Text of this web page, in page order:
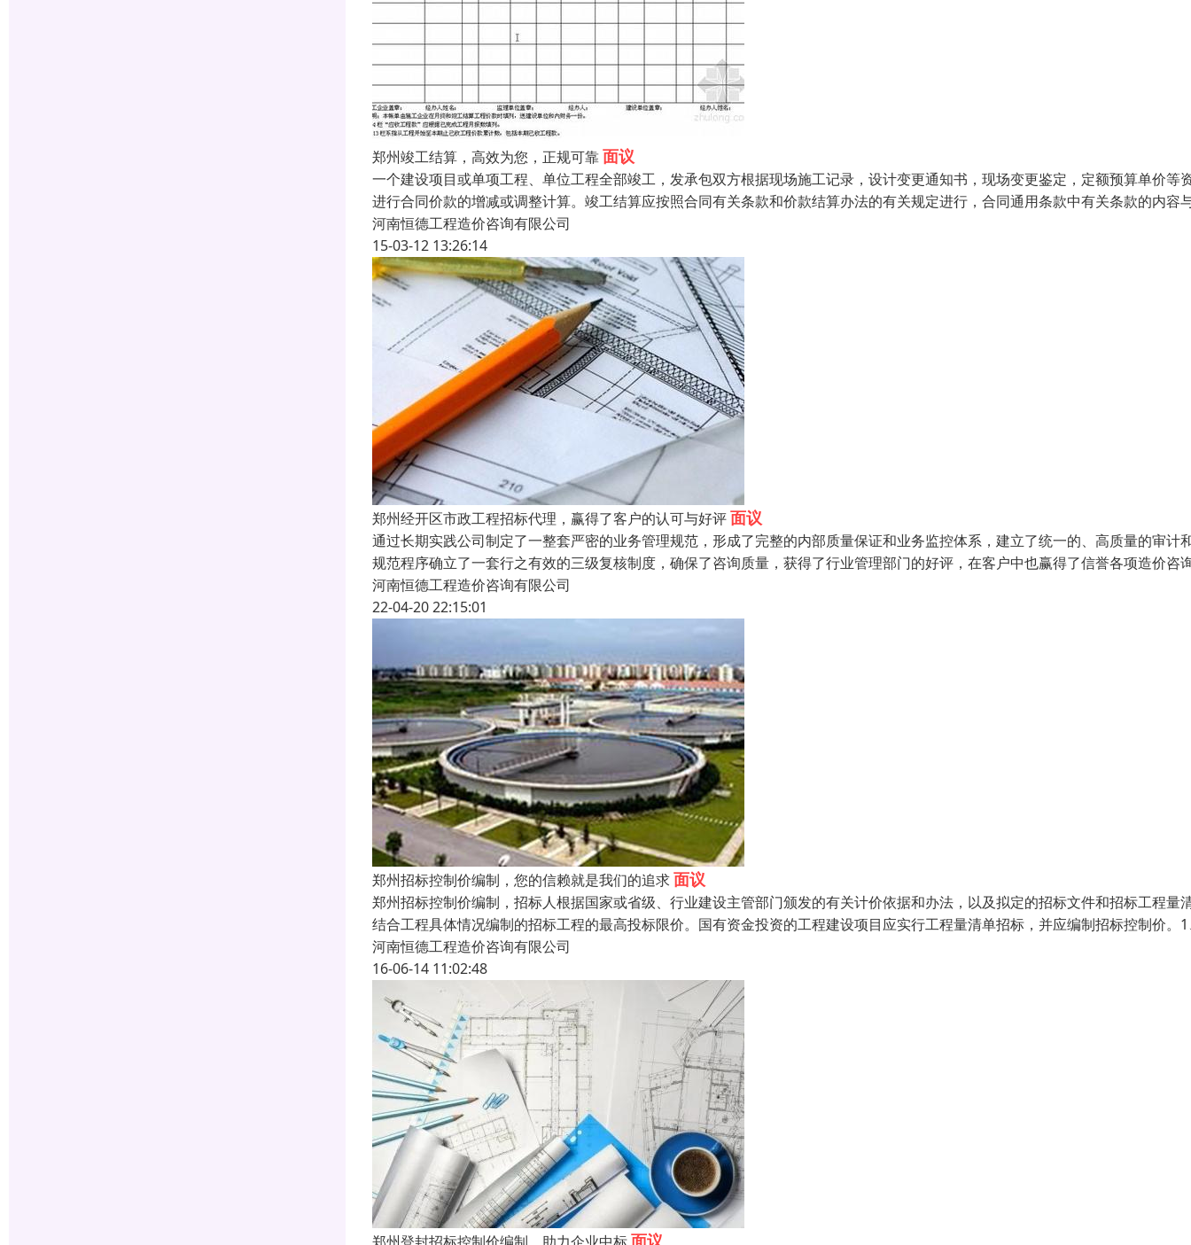
郑州竣工结算，高效为您，正规可靠面议
一个建设项目或单项工程、单位工程全部竣工，发承包双方根据现场施工记录，设计变更通知书，现场变更鉴定，定额预算单价等
进行合同价款的增减或调整计算。竣工结算应按照合同有关条款和价款结算办法的有关规定进行，合同通用条款中有关条款的内容
河南恒德工程造价咨询有限公司
15-03-12 13:26:14
郑州经开区市政工程招标代理，赢得了客户的认可与好评面议
通过长期实践公司制定了一整套严密的业务管理规范，形成了完整的内部质量保证和业务监控体系，建立了统一的、高质量的审计
规范程序确立了一套行之有效的三级复核制度，确保了咨询质量，获得了行业管理部门的好评，在客户中也赢得了信誉各项造价咨
河南恒德工程造价咨询有限公司
22-04-20 22:15:01
郑州招标控制价编制，您的信赖就是我们的追求面议
郑州招标控制价编制，招标人根据国家或省级、行业建设主管部门颁发的有关计价依据和办法，以及拟定的招标文件和招标工程量
结合工程具体情况编制的招标工程的最高投标限价。国有资金投资的工程建设项目应实行工程量清单招标，并应编制招标控制价。
河南恒德工程造价咨询有限公司
16-06-14 11:02:48
面议